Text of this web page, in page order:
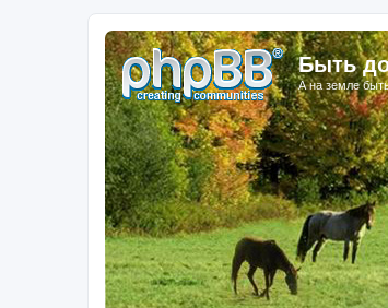
Быть
А на земле